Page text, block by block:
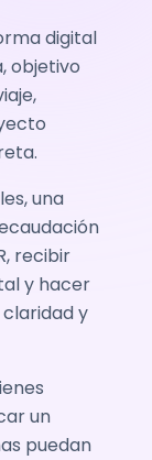
digital
objetivo
una
recibir
y hacer
y
un
puedan